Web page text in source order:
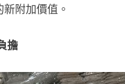
附加價值。
擔